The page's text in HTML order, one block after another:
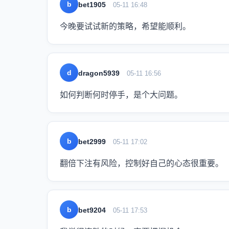
b bet1905 05-11 16:48
今晚要试试新的策略，希望能顺利。
d dragon5939 05-11 16:56
如何判断何时停手，是个大问题。
b bet2999 05-11 17:02
翻倍下注有风险，控制好自己的心态很重要。
b bet9204 05-11 17:53